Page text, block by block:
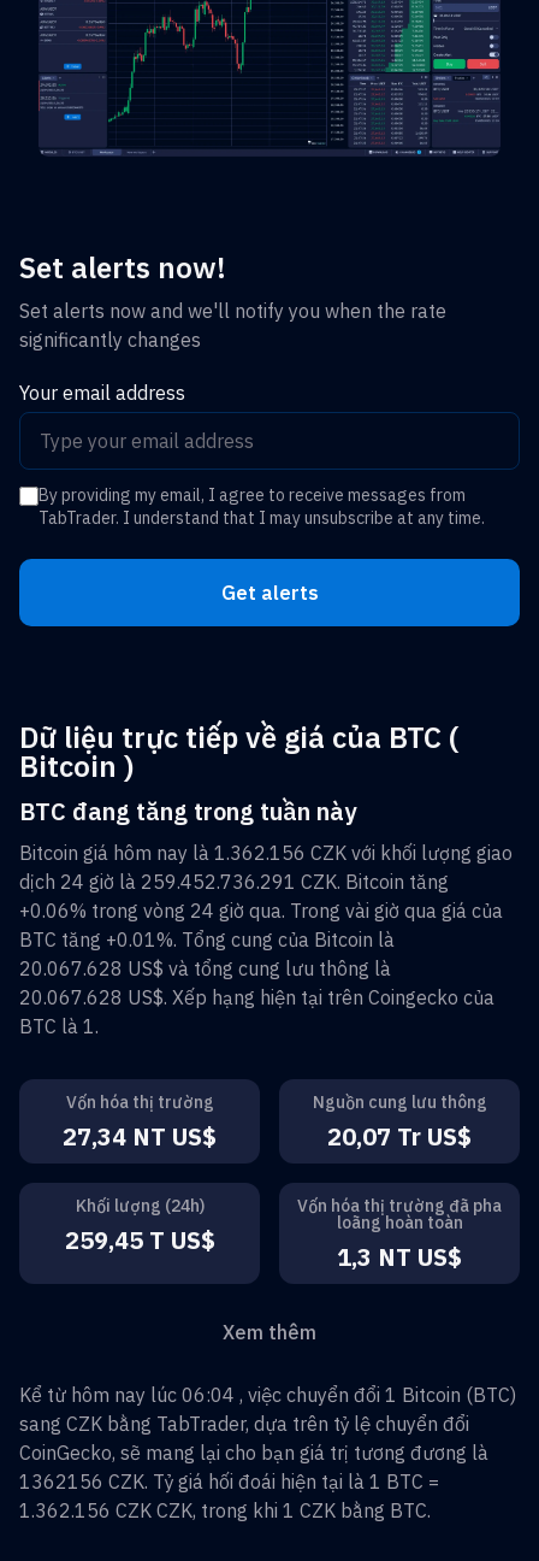
Set alerts now!
Set alerts now and we'll notify you when the rate
significantly changes
Your email address
By providing my email, I agree to receive messages from
TabTrader. I understand that I may unsubscribe at any time.
Get alerts
Dữ liệu trực tiếp về giá của BTC (
Bitcoin )
BTC đang tăng trong tuần này
Bitcoin giá hôm nay là 1.362.156 CZK với khối lượng giao
dịch 24 giờ là 259.452.736.291 CZK. Bitcoin tăng
+0.06% trong vòng 24 giờ qua. Trong vài giờ qua giá của
BTC tăng +0.01%. Tổng cung của Bitcoin là
20.067.628 US$ và tổng cung lưu thông là
20.067.628 US$. Xếp hạng hiện tại trên Coingecko của
BTC là 1.
Vốn hóa thị trường
27,34 NT US$
Nguồn cung lưu thông
20,07 Tr US$
Khối lượng (24h)
259,45 T US$
Vốn hóa thị trường đã pha
loãng hoàn toàn
1,3 NT US$
Xem thêm
Kể từ hôm nay lúc 06:04 , việc chuyển đổi 1 Bitcoin (BTC)
sang CZK bằng TabTrader, dựa trên tỷ lệ chuyển đổi
CoinGecko, sẽ mang lại cho bạn giá trị tương đương là
1362156 CZK. Tỷ giá hối đoái hiện tại là 1 BTC =
1.362.156 CZK CZK, trong khi 1 CZK bằng BTC.